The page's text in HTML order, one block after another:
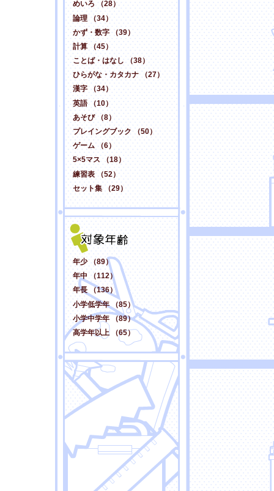
めいろ （28）
論理 （34）
かず・数字 （39）
計算 （45）
ことば・はなし （38）
ひらがな・カタカナ （27）
漢字 （34）
英語 （10）
あそび （8）
プレイングブック （50）
ゲーム （6）
5×5マス （18）
練習表 （52）
セット集 （29）
年少 （89）
年中 （112）
年長 （136）
小学低学年 （85）
小学中学年 （89）
高学年以上 （65）